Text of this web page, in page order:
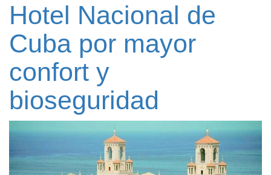
Hotel Nacional de
Cuba por mayor
confort y
bioseguridad